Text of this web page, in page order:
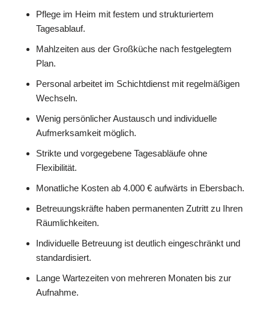
Pflege im Heim mit festem und strukturiertem
Tagesablauf.
Mahlzeiten aus der Großküche nach festgelegtem
Plan.
Personal arbeitet im Schichtdienst mit regelmäßigen
Wechseln.
Wenig persönlicher Austausch und individuelle
Aufmerksamkeit möglich.
Strikte und vorgegebene Tagesabläufe ohne
Flexibilität.
Monatliche Kosten ab 4.000 € aufwärts in Ebersbach.
Betreuungskräfte haben permanenten Zutritt zu Ihren
Räumlichkeiten.
Individuelle Betreuung ist deutlich eingeschränkt und
standardisiert.
Lange Wartezeiten von mehreren Monaten bis zur
Aufnahme.